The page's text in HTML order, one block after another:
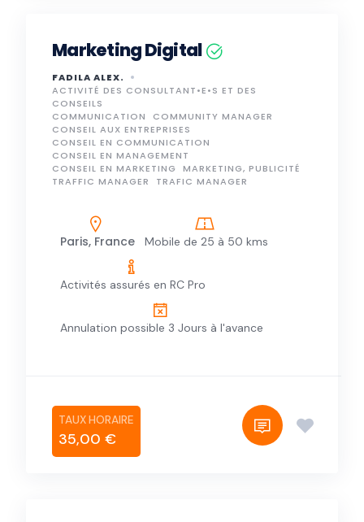
Marketing Digital
FADILA ALEX.
ACTIVITÉ DES CONSULTANT•E•S ET DES
CONSEILS
COMMUNICATION
COMMUNITY MANAGER
CONSEIL AUX ENTREPRISES
CONSEIL EN COMMUNICATION
CONSEIL EN MANAGEMENT
CONSEIL EN MARKETING MARKETING, PUBLICITÉ
TRAFFIC MANAGER
TRAFIC MANAGER
Paris, France Mobile de 25 à 50 kms
Activités assurés en RC Pro
Annulation possible 3 Jours à l'avance
35,00 €